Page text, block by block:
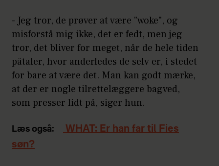
- Jeg tror, de prøver at være "woke", og
misforstå mig ikke, det er fedt, men jeg
tror, det bliver for meget, når de hele tiden
påtaler, hvor anderledes de selv er, i stedet
for bare at være det. Man kan godt mærke,
at der er nogle tilrettelæggere bagved,
som presser lidt på, siger hun.
Læs også:
WHAT: Er han far til Fies
søn?